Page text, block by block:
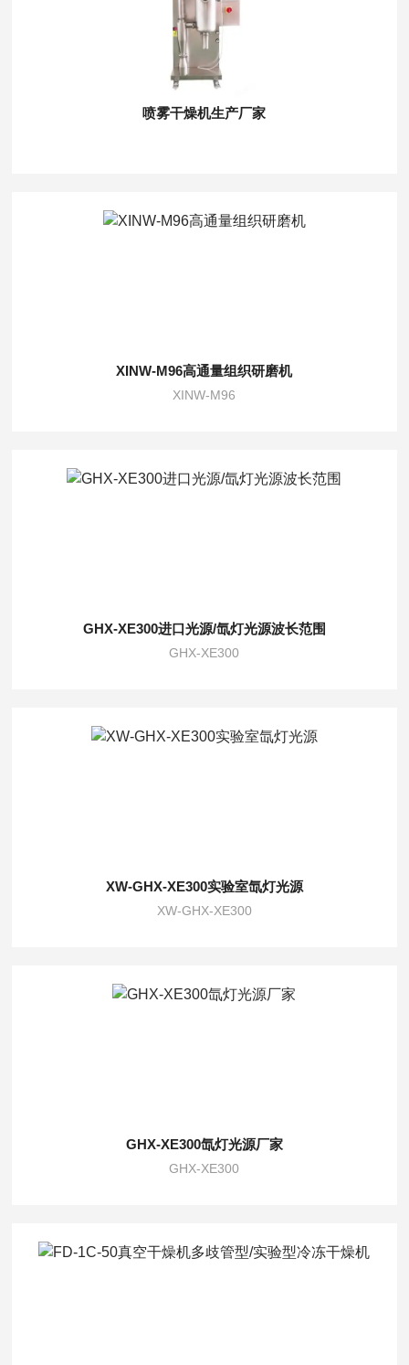
喷雾干燥机生产厂家
XINW-M96高通量组织研磨机
XINW-M96
GHX-XE300进口光源/氙灯光源波长范围
GHX-XE300
XW-GHX-XE300实验室氙灯光源
XW-GHX-XE300
GHX-XE300氙灯光源厂家
GHX-XE300